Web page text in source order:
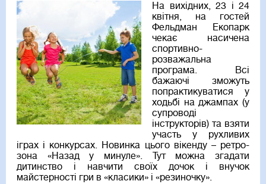
На вихідних, 23 і 24
квітня, на гостей
Фельдман Екопарк
чекає насичена
спортивно-
розважальна
програма. Всі
бажаючі зможуть
попрактикуватися у
ходьбі на джампах (у
супроводі
інструкторів) та взяти
участь у рухливих
іграх і конкурсах. Новинка цього вікенду – ретро-
зона «Назад у минуле». Тут можна згадати
дитинство і навчити своїх дочок і внучок
майстерності гри в «класики» і «резиночку».